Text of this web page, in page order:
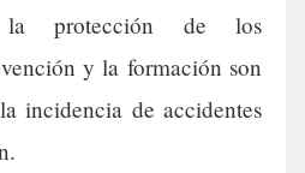
la protección de los
y la formación son
incidencia de accidentes